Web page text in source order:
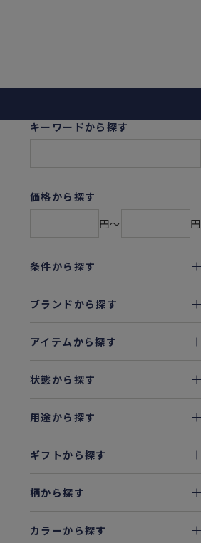
キーワードから探す
価格から探す
円〜
円
条件から探す
ブランドから探す
アイテムから探す
状態から探す
用途から探す
ギフトから探す
柄から探す
カラーから探す